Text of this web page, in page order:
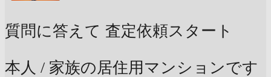
質問に答えて 査定依頼スタート
本人 / 家族の居住用マンションです